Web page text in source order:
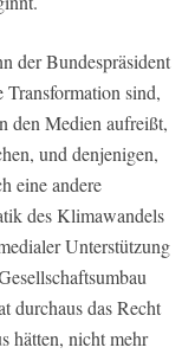
der Bundespräsident
sind,
den Medien aufreißt,
und denjenigen,
eine andere
des Klimawandels
Unterstützung
durchaus das Recht
hätten, nicht mehr